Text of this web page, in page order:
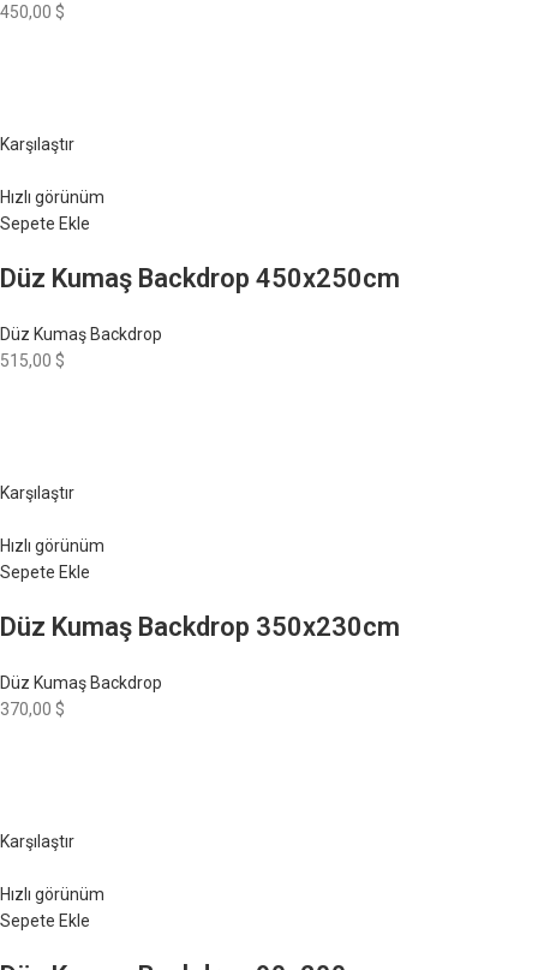
450,00 $
Karşılaştır
Hızlı görünüm
Sepete Ekle
Düz Kumaş Backdrop 450x250cm
Düz Kumaş Backdrop
515,00 $
Karşılaştır
Hızlı görünüm
Sepete Ekle
Düz Kumaş Backdrop 350x230cm
Düz Kumaş Backdrop
370,00 $
Karşılaştır
Hızlı görünüm
Sepete Ekle